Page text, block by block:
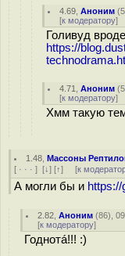
4.69 ,Аноним (
[к модератору]
Голивуд вроде
https://
4.71 ,Аноним (
[к модератору]
Хмм такую
1.48 ,Массоны
[ · · · ] [↓] [↑] [к
А могли бы и
2.82 ,Аноним (86),
[к модератору]
Годнотá!!! :)